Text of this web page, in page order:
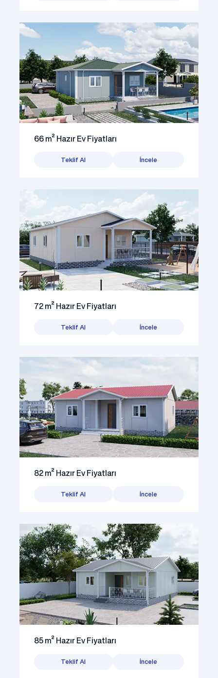
66 m² Hazır Ev Fiyatları
Teklif Al İncele
72 m² Hazır Ev Fiyatları
Teklif Al İncele
82 m² Hazır Ev Fiyatları
Teklif Al İncele
85 m² Hazır Ev Fiyatları
Teklif Al İncele